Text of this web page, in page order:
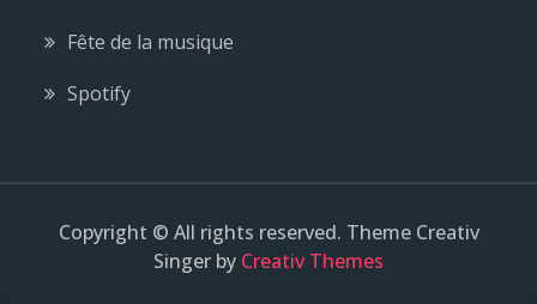
Fête de la musique
Spotify
Copyright © All rights reserved. Theme Creativ
Singer by Creativ Themes